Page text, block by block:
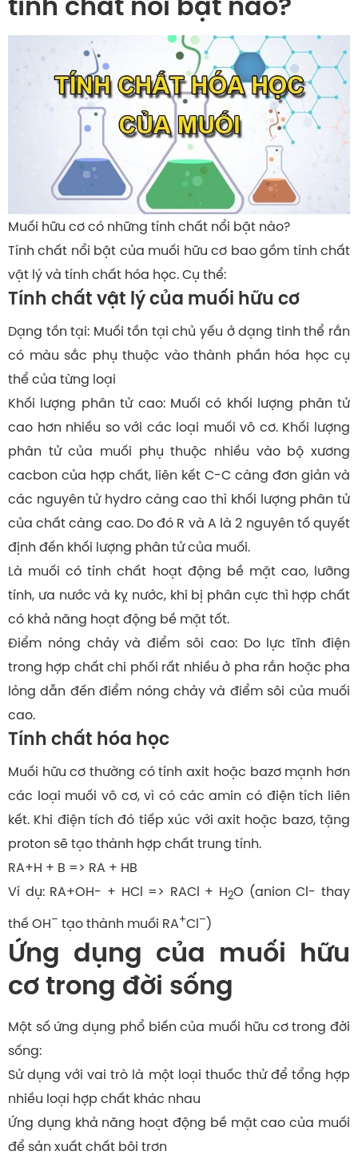
Muối hữu cơ có những tính chất nổi bật nào?
Tính chất nổi bật của muối hữu cơ bao gồm tính chất
vật lý và tính chất hóa học. Cụ thể:
Tính chất vật lý của muối hữu cơ
Dạng tồn tại: Muối tồn tại chủ yếu ở dạng tinh thể rắn
có màu sắc phụ thuộc vào thành phần hóa học cụ
thể của từng loại
Khối lượng phân tử cao: Muối có khối lượng phân tử
cao hơn nhiều so với các loại muối vô cơ. Khối lượng
phân tử của muối phụ thuộc nhiều vào bộ xương
cacbon của hợp chất, liên kết C-C càng đơn giản và
các nguyên tử hydro càng cao thì khối lượng phân tử
của chất càng cao. Do đó R và A là 2 nguyên tố quyết
định đến khối lượng phân tử của muối.
Là muối có tính chất hoạt động bề mặt cao, lưỡng
tính, ưa nước và kỵ nước, khi bị phân cực thì hợp chất
có khả năng hoạt động bề mặt tốt.
Điểm nóng chảy và điểm sôi cao: Do lực tĩnh điện
trong hợp chất chi phối rất nhiều ở pha rắn hoặc pha
lỏng dẫn đến điểm nóng chảy và điểm sôi của muối
cao.
Tính chất hóa học
Muối hữu cơ thường có tính axit hoặc bazơ mạnh hơn
các loại muối vô cơ, vì có các amin có điện tích liên
kết. Khi điện tích đó tiếp xúc với axit hoặc bazơ, tặng
proton sẽ tạo thành hợp chất trung tính.
RA+H + B => RA + HB
Ví dụ: RA+OH- + HCl => RACl + H2O (anion Cl- thay
thế OH– tạo thành muối RA+Cl–)
Ứng dụng của muối hữu
cơ trong đời sống
Một số ứng dụng phổ biến của muối hữu cơ trong đời
sống:
Sử dụng với vai trò là một loại thuốc thử để tổng hợp
nhiều loại hợp chất khác nhau
Ứng dụng khả năng hoạt động bề mặt cao của muối
để sản xuất chất bôi trơn